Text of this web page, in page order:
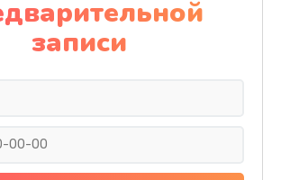
Заказать
данных
записи